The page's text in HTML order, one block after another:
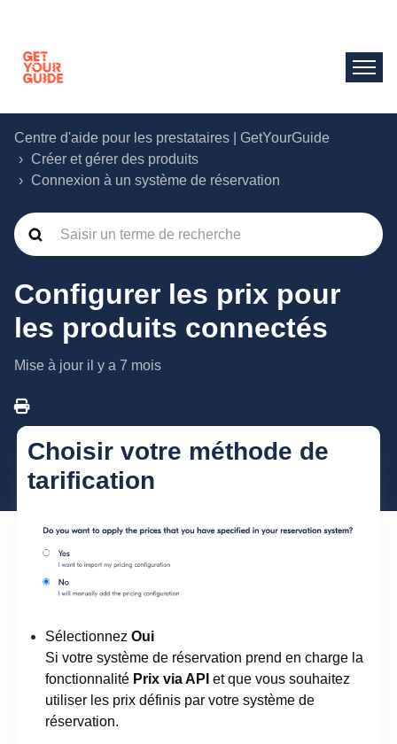
Centre d'aide pour les prestataires | GetYourGuide
Créer et gérer des produits
Connexion à un système de réservation
Configurer les prix pour
les produits connectés
Mise à jour il y a 7 mois
Choisir votre méthode de
tarification
SélectionnezOui
Si votre système de réservation prend en charge la
fonctionnalité Prix via API et que vous souhaitez
utiliser les prix définis par votre système de
réservation.